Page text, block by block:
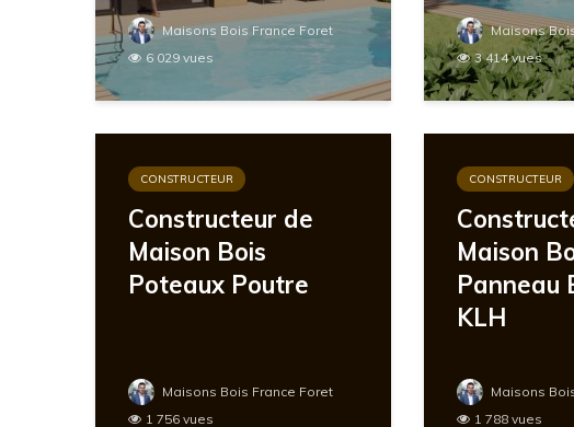
Maisons Bois France Foret
6 029 vues
Maisons
3 414 vues
CONSTRUCTEUR
Constructeur de
Maison Bois
Poteaux Poutre
Maisons Bois France Foret
1 756 vues
CONSTRUCTEUR
Maison
Panneau
KLH
Maisons
1 788 vues